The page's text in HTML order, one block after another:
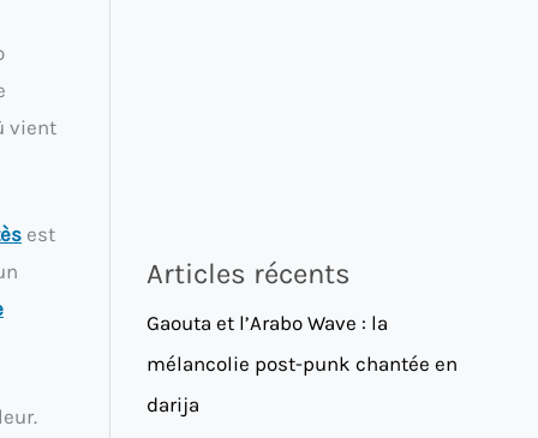
vient
est
Articles récents
Gaouta et l’Arabo Wave : la
mélancolie post-punk chantée en
darija